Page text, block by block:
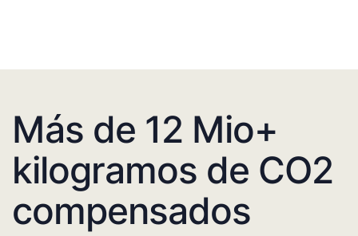
Más de 12 Mio+
kilogramos de CO2
compensados